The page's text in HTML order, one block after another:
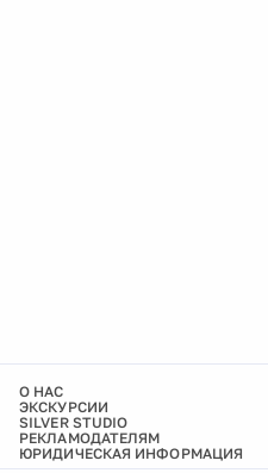
О НАС
ЭКСКУРСИИ
SILVER STUDIO
РЕКЛАМОДАТЕЛЯМ
ЮРИДИЧЕСКАЯ ИНФОРМАЦИЯ